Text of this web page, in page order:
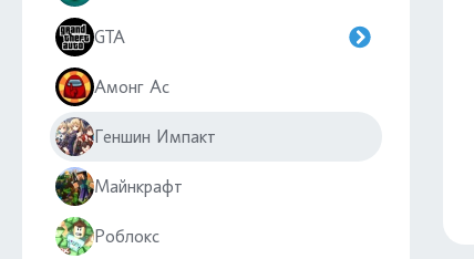
GTA
Амонг Ас
Геншин Импакт
Майнкрафт
Роблокс